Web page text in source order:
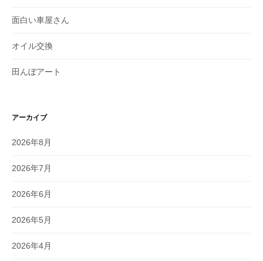
面白い車屋さん
オイル交換
田んぼアート
アーカイブ
2026年8月
2026年7月
2026年6月
2026年5月
2026年4月